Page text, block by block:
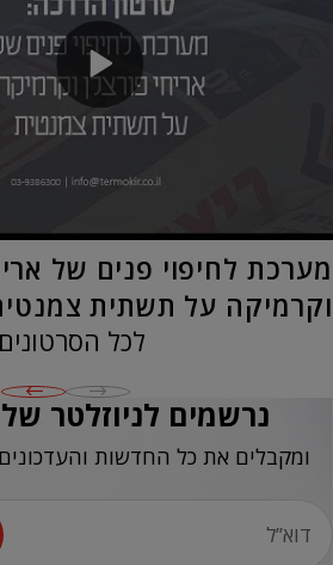
מערכת לחיפוי פנים של
וקרמיקה על תשתית
לכל
נרשמים לניוזלטר
ומקבלים את כל החדשות